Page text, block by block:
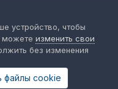
устройство, чтобы
можете изменить свои
без изменения
файлы сookie